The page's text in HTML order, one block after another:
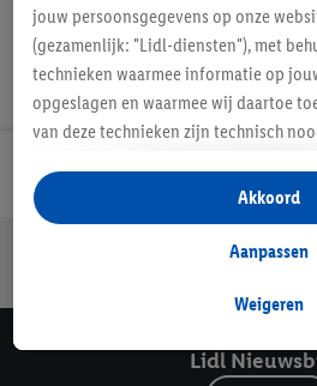
Lidl
Jouw voordelen bij ons als Lidl
Lidl
jouw persoonsgegevens op onze
(gezamenlijk: "Lidl-diensten"), met
technieken waarmee informatie op
opgeslagen en waarmee wij daartoe
van deze technieken zijn technisch
opslaan van voorkeursinstellingen, het
analyseren van statistieken of voor het
gepersonaliseerde reclame binnen en
gegevens over jouw aankoopgedrag
Als je hier toestemming geeft aan ons
Weigeren
Aanpassen
Akkoord